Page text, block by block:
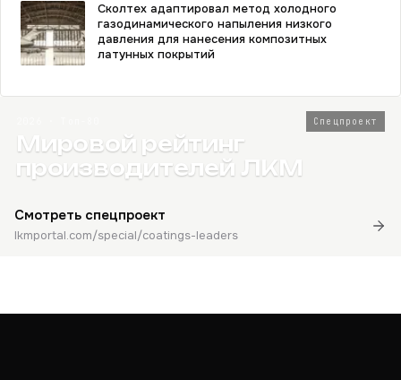
Сколтех адаптировал метод холодного
газодинамического напыления низкого
давления для нанесения композитных
латунных покрытий
Спецпроект
Мировой рейтинг
производителей ЛКМ
Смотреть спецпроект
lkmportal.com/special/coatings-leaders